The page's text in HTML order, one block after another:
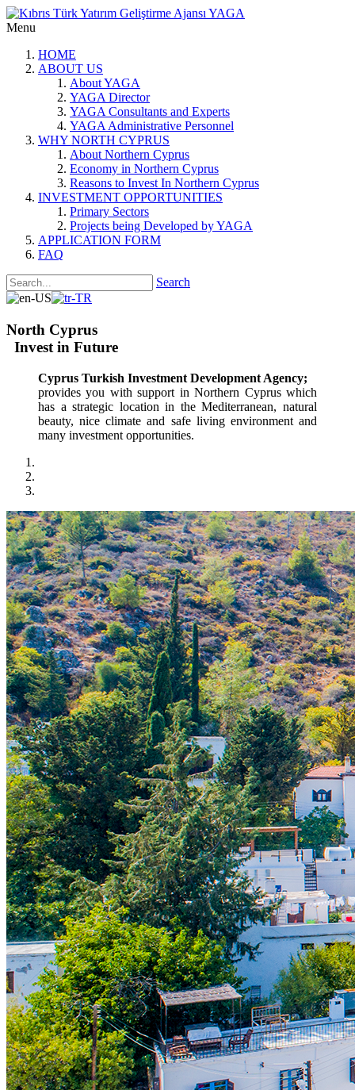
Menu
HOME
ABOUT US
About YAGA
YAGA Director
YAGA Consultants and Experts
YAGA Administrative Personnel
WHY NORTH CYPRUS
About Northern Cyprus
Economy in Northern Cyprus
Reasons to Invest In Northern Cyprus
INVESTMENT OPPORTUNITIES
Primary Sectors
Projects being Developed by YAGA
APPLICATION FORM
FAQ
Search
North Cyprus
Invest in Future
Cyprus Turkish Investment Development Agency;
provides you with support in Northern Cyprus which
has a strategic location in the Mediterranean, natural
beauty, nice climate and safe living environment and
many investment opportunities.